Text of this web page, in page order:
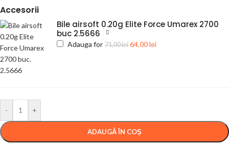
Accesorii
Bile airsoft 0.20g Elite Force Umarex 2700
buc 2.5666
Adauga for 71,00lei 64,00lei
- +
ADAUGĂ ÎN COȘ